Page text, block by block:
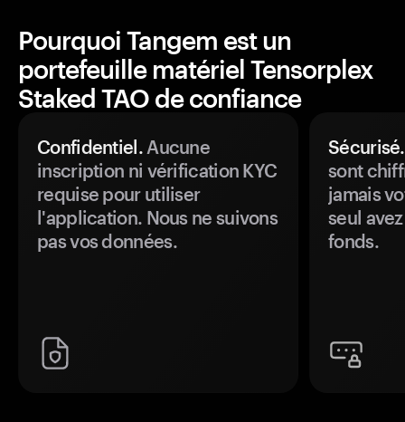
Pourquoi Tangem est un
portefeuille matériel Tensorplex
Staked TAO de confiance
Confidentiel.Aucune
inscription ni vérification KYC
requise pour utiliser
l'application. Nous ne suivons
pas vos données.
Sécurisé.
sont
jamais
seul
fonds.